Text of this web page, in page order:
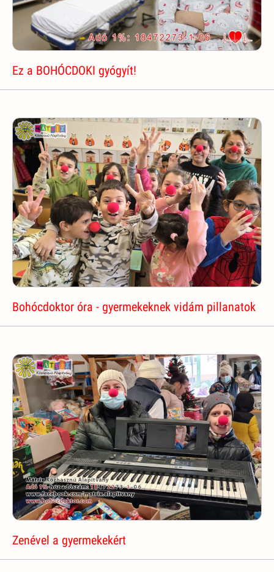
Ez a BOHÓCDOKI gyógyít!
Bohócdoktor óra - gyermekeknek vidám pillanatok
Zenével a gyermekekért